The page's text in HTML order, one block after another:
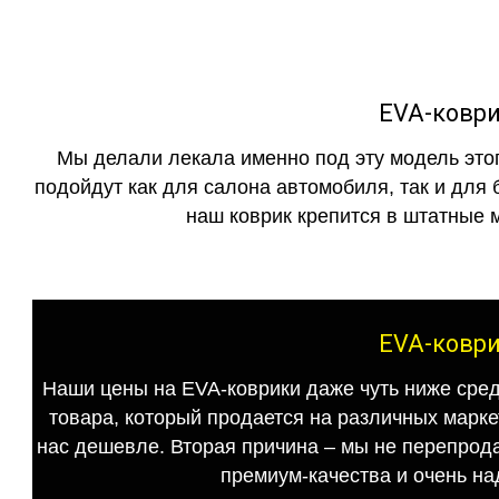
EVA-
Мы делали лекала именно под эту модель
подойдут как для салона автомобиля, так и для
наш коврик крепится в штатные
EVA-
Наши цены на EVA-коврики даже чуть ниже
товара, который продается на различных
нас дешевле. Вторая причина – мы не
премиум-качества и очень